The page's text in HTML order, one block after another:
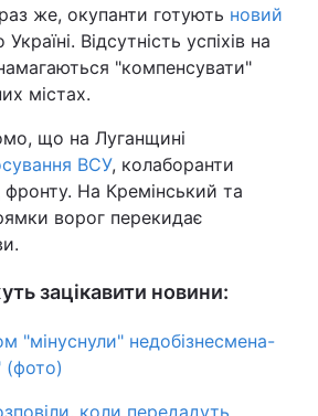
же, окупанти готують новий
Україні. Відсутність успіхів на
"компенсувати"
містах.
що на Луганщині
ВСУ, колаборанти
фронту. На Кремінський та
ворог перекидає
зацікавити новини:
"мінуснули" недобізнесмена-
(фото)
коли передадуть